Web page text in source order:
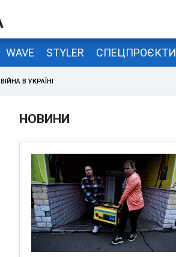
WAVE STYLER СПЕЦПРОЄКТИ
ВІЙНА В УКРАЇНІ
НОВИНИ